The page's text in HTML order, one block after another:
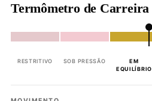
Termômetro de Carreira
RESTRITIVO SOB PRESSÃO
EM
EQUILÍBRIO